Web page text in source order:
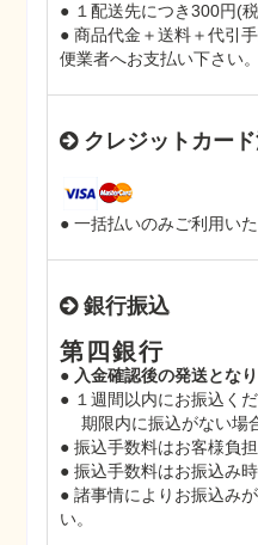
● １配送先につき300円(
● 商品代金＋送料＋代引
便業者へお支払い下さい。
クレジットカー
● 一括払いのみご利用いた
銀行振込
第四銀行
● 入金確認後の発送となり
● １週間以内にお振込くだ
期限内に振込がない場
● 振込手数料はお客様負
● 振込手数料はお振込み
● 諸事情によりお振込み
い。